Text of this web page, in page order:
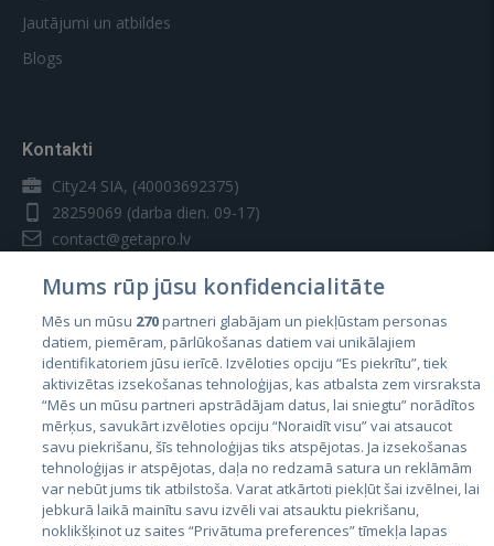
Jautājumi un atbildes
Blogs
Kontakti
City24 SIA, (40003692375)
28259069 (darba dien. 09-17)
contact@getapro.lv
Valstis
Igaunija
Latvija
Lietuva
Mums rūp jūsu konfidencialitāte
Mēs un mūsu 270partneri glabājam un piekļūstam personas
datiem, piemēram, pārlūkošanas datiem vai unikālajiem
identifikatoriem jūsu ierīcē. Izvēloties opciju “Es piekrītu”, tiek
aktivizētas izsekošanas tehnoloģijas, kas atbalsta zem virsraksta
“Mēs un mūsu partneri apstrādājam datus, lai sniegtu” norādītos
mērķus, savukārt izvēloties opciju “Noraidīt visu” vai atsaucot
savu piekrišanu, šīs tehnoloģijas tiks atspējotas. Ja izsekošanas
tehnoloģijas ir atspējotas, daļa no redzamā satura un reklāmām
var nebūt jums tik atbilstoša. Varat atkārtoti piekļūt šai izvēlnei, lai
jebkurā laikā mainītu savu izvēli vai atsauktu piekrišanu,
noklikšķinot uz saites “Privātuma preferences” tīmekļa lapas